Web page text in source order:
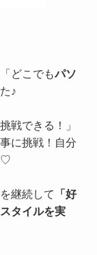
どこでもパソ
♪
戦できる！」
に挑戦！自分
♡
継続して
「好
タイルを実